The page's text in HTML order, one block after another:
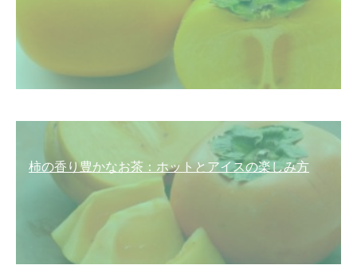
柿の香り豊かなお茶：ホットとアイスの楽しみ方